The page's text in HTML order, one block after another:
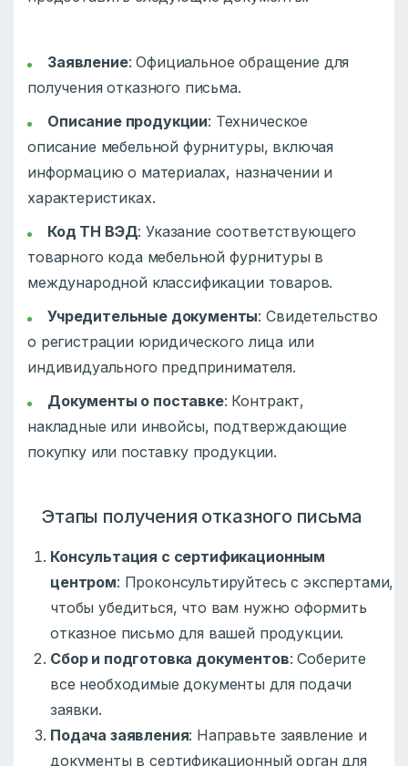
Заявление: Официальное обращение для
получения отказного письма.
Описание продукции: Техническое
описание мебельной фурнитуры, включая
информацию о материалах, назначении и
характеристиках.
Код ТН ВЭД: Указание соответствующего
товарного кода мебельной фурнитуры в
международной классификации товаров.
Учредительные документы: Свидетельство
о регистрации юридического лица или
индивидуального предпринимателя.
Документы о поставке: Контракт,
накладные или инвойсы, подтверждающие
покупку или поставку продукции.
Этапы получения отказного письма
Консультация с сертификационным
центром: Проконсультируйтесь с экспертами,
чтобы убедиться, что вам нужно оформить
отказное письмо для вашей продукции.
Сбор и подготовка документов: Соберите
все необходимые документы для подачи
заявки.
Подача заявления: Направьте заявление и
документы в сертификационный орган для